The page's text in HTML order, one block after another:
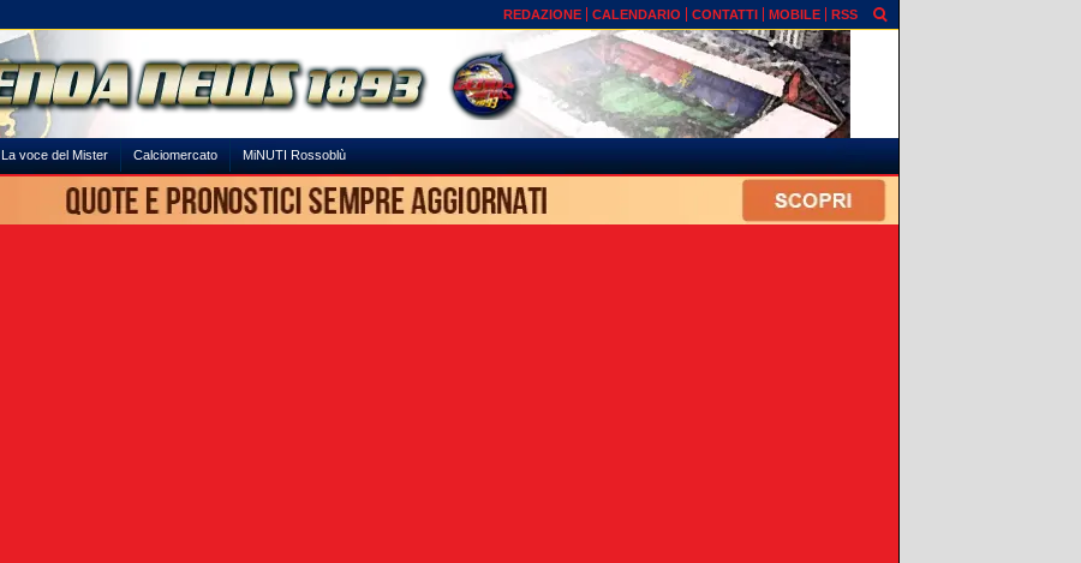
REDAZIONE CALENDARIO CONTATTI MOBILE RSS
La voce del Mister Calciomercato MiNUTI Rossoblù